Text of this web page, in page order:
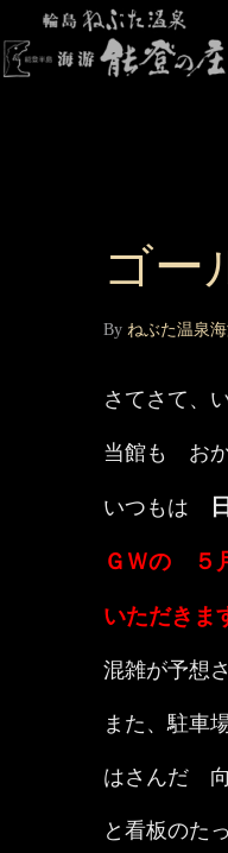
ゴー
By ねぶた温泉
さてさて、
当館も お
いつもは
ＧＷの ５
いただきま
混雑が予想
また、駐車
はさんだ
と看板のた